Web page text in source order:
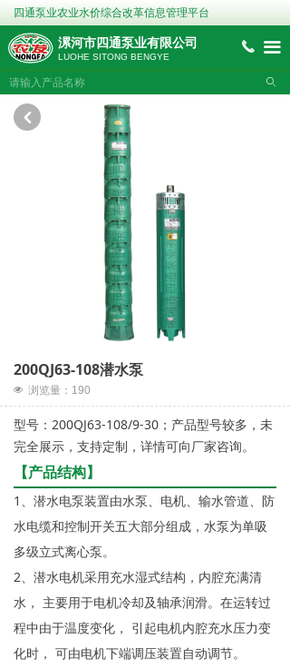
ꄙ
漯河市四通泵业有限公司
LUOHE SITONG BENGYE
끀
끅
四通泵业农业水价综合改革信息管理平台
型号：200QJ63-108/9-30；产品型号较多，未
完全展示，支持定制，详情可向厂家咨询。
【产品结构】
1、潜水电泵装置由水泵、电机、输水管道、防
水电缆和控制开关五大部分组成，水泵为单吸
多级立式离心泵。
2、潜水电机采用充水湿式结构，内腔充满清
水， 主要用于电机冷却及轴承润滑。在运转过
程中由于温度变化， 引起电机内腔充水压力变
化时， 可由电机下端调压装置自动调节。
넶 浏览量： 190
200QJ63-108潜水泵
낒